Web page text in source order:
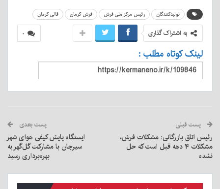
تولیدکنندگان رئیس مرکز ملی فرش فرش کرمان قالی کرمان
۰ به اشتراک گذاری
لینک کوتاه مطلب :
پست قبلی
رئیس اتاق بازرگانی: مشکلات فرش،
مشکلات ۴ دهه قبل است که حل
نشده
پست بعدی
ایستگاه پایش کیفی هوای شهر
سیرجان با مشارکت گل‌گهر به
بهره‌برداری رسید